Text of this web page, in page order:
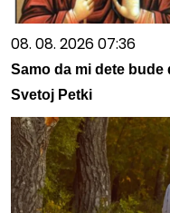
08. 08. 2026 07:36
Samo da mi dete
Svetoj Petki